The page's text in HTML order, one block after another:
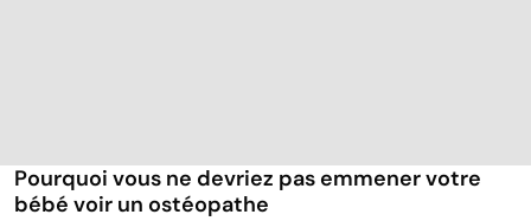
Pourquoi vous ne devriez pas emmener votre
bébé voir un ostéopathe